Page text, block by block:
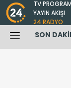
TV
YAYIN AKIŞI
24 RADYO
SON